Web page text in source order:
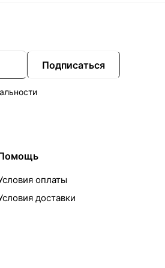
Подписаться
оплаты
доставки